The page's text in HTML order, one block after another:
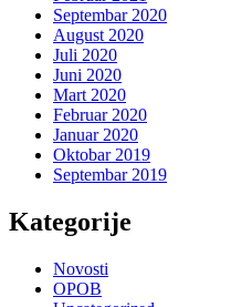
Septembar 2020
August 2020
Juli 2020
Juni 2020
Mart 2020
Februar 2020
Januar 2020
Oktobar 2019
Septembar 2019
Kategorije
Novosti
OPOB